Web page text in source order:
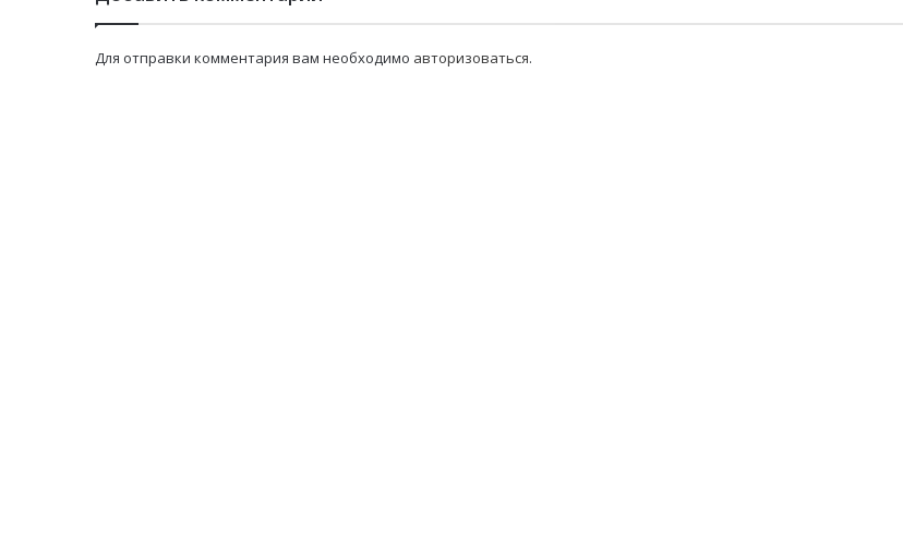
Для отправки комментария вам необходимо авторизоваться.